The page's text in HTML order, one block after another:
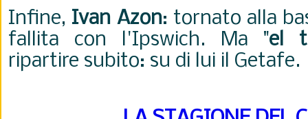
Infine, Ivan Azon: tornato alla
fallita con l'Ipswich. Ma "el
ripartire subito: su di lui il Getafe.